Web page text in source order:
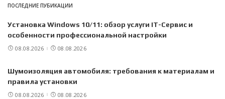
ПОСЛЕДНИЕ ПУБИКАЦИИ
Установка Windows 10/11: обзор услуги IT-Сервис и
особенности профессиональной настройки
08.08.2026 08.08.2026
Шумоизоляция автомобиля: требования к материалам и
правила установки
08.08.2026 08.08.2026